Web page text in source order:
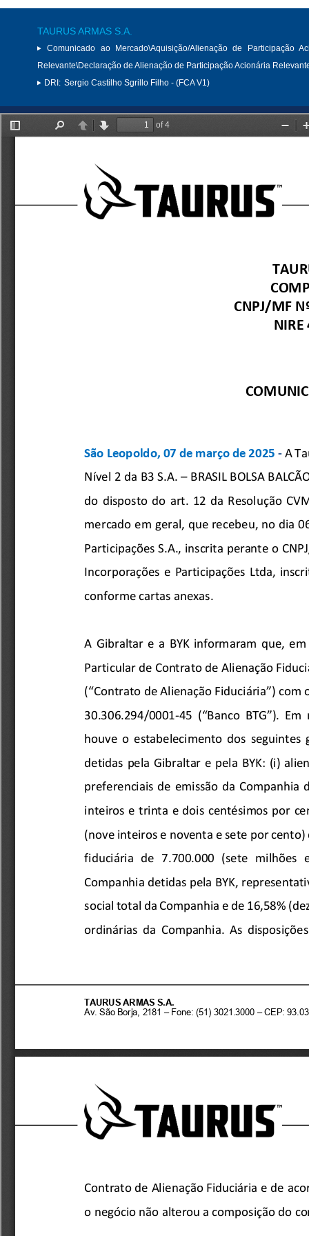
TAURUS ARMAS S.A.
Comunicado ao Mercado\Aquisição/Alienação de Participação
Relevante\Declaração de Alienação de Participação Acionária
DRI: Sergio Castilho Sgrillo Filho - (FCA V1)